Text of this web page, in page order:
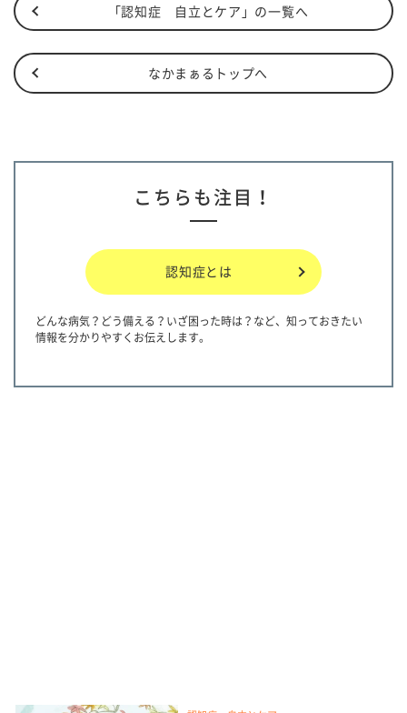
「認知症 自立とケア」の一覧へ
なかまぁるトップへ
こちらも注目！
認知症とは
どんな病気？どう備える？いざ困った時は？など、知っておきたい
情報を分かりやすくお伝えします。